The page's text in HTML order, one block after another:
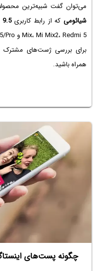
می‌توان گفت شبیه‌ترین
شیائومی که از رابط کاربری9.5
Mix، Mi Mix2، Redmi 5 و Redmi Note 5/Pro جزو این محصولات هستند.
برای بررسی ژست‌های مشترک
همراه باشید.
چگونه پست‌های